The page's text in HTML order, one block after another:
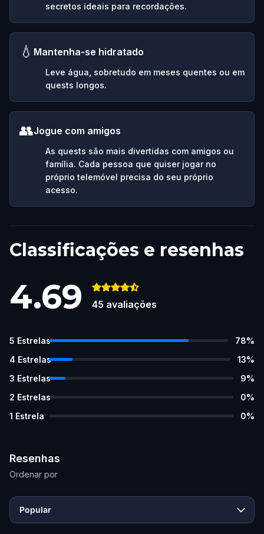
secretos ideais para recordações.
💧 Mantenha-se hidratado
Leve água, sobretudo em meses quentes ou em
quests longos.
👥Jogue com amigos
As quests são mais divertidas com amigos ou
família. Cada pessoa que quiser jogar no
próprio telemóvel precisa do seu próprio
acesso.
Classificações e resenhas
4.69 45 avaliações
5 Estrelas 78%
4 Estrelas 13%
3 Estrelas 9%
2 Estrelas 0%
1 Estrela 0%
Resenhas
Ordenar por
Popular